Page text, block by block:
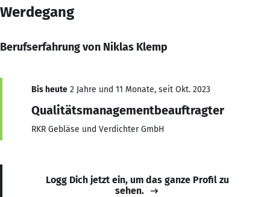
Werdegang
Berufserfahrung von Niklas Klemp
Bis heute 2 Jahre und 11 Monate, seit Okt. 2023
Qualitätsmanagementbeauftragter
RKR Gebläse und Verdichter GmbH
Logg Dich jetzt ein, um das ganze Profil zu
sehen.